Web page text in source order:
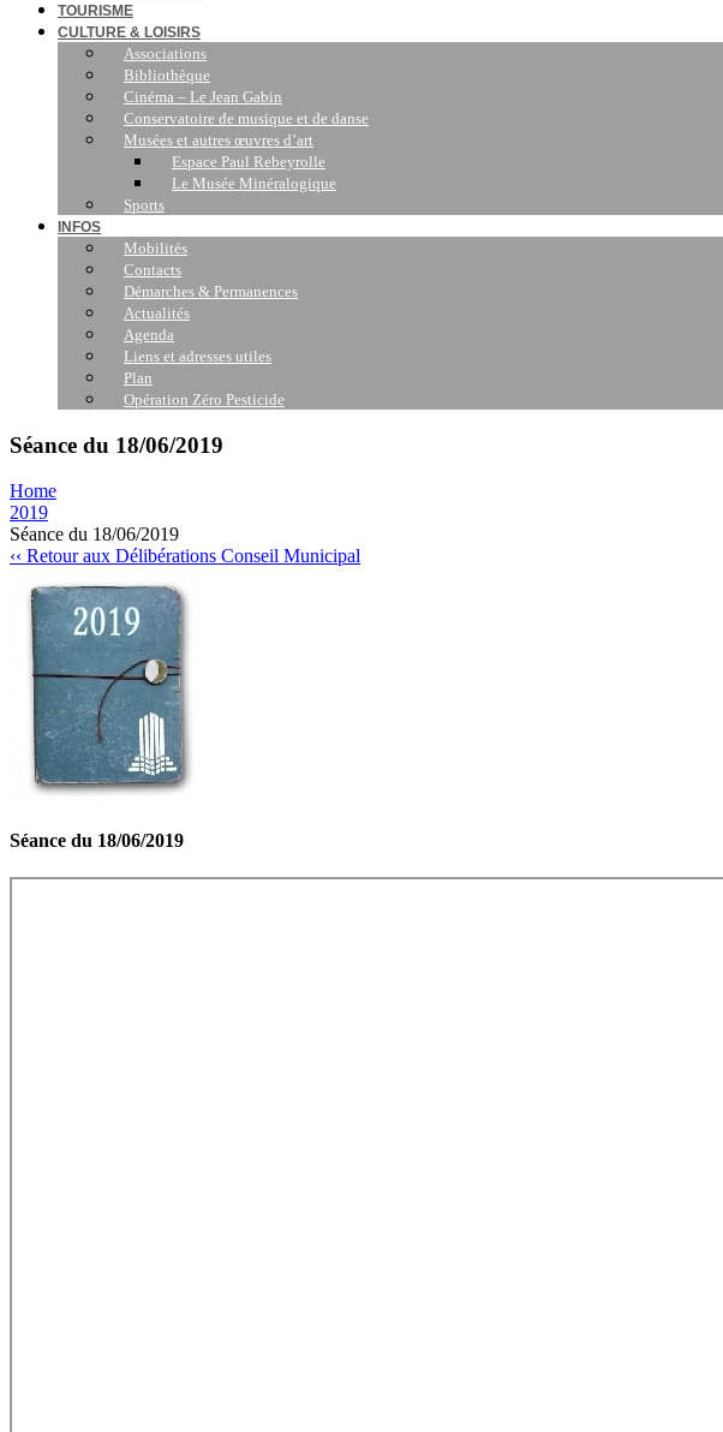
TOURISME
CULTURE & LOISIRS
Associations
Bibliothèque
Cinéma – Le Jean Gabin
Conservatoire de musique et de danse
Musées et autres œuvres d’art
Espace Paul Rebeyrolle
Le Musée Minéralogique
Sports
INFOS
Mobilités
Contacts
Démarches & Permanences
Actualités
Agenda
Liens et adresses utiles
Plan
Opération Zéro Pesticide
Séance du 18/06/2019
Home
2019
Séance du 18/06/2019
‹‹ Retour aux Délibérations Conseil Municipal
Séance du 18/06/2019